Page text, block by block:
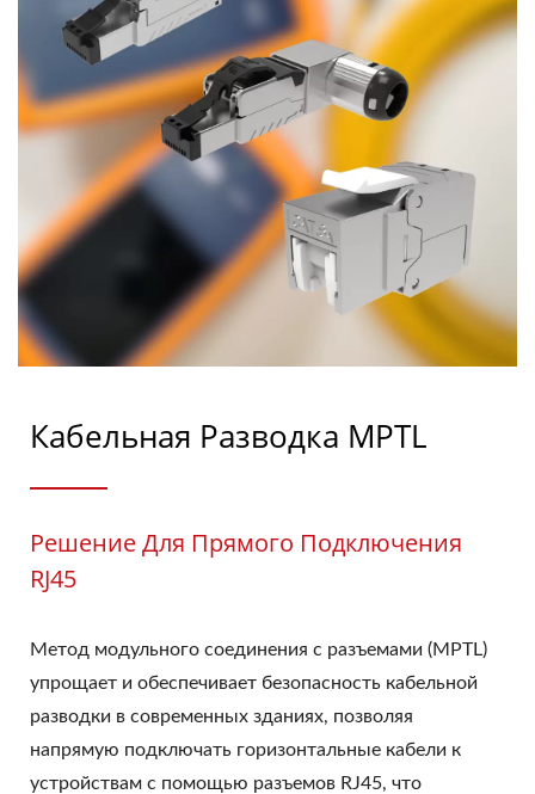
Кабельная Разводка MPTL
Решение Для Прямого Подключения
RJ45
Метод модульного соединения с разъемами (MPTL)
упрощает и обеспечивает безопасность кабельной
разводки в современных зданиях, позволяя
напрямую подключать горизонтальные кабели к
устройствам с помощью разъемов RJ45, что